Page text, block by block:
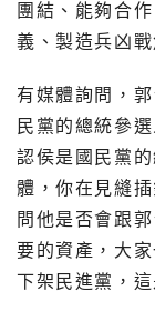
團結、能夠合
義、製造兵凶戰
有媒體詢問，
民黨的總統參
認侯是國民黨
體，你在見縫
問他是否會跟
要的資產，大
下架民進黨，